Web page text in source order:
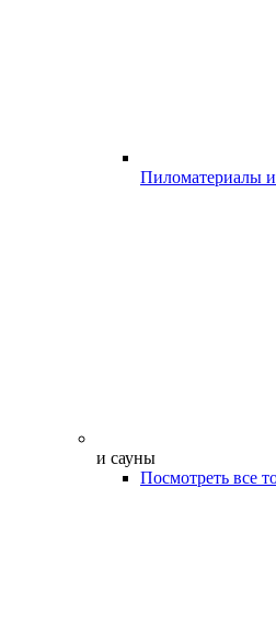
Пиломатериалы
и сауны
Посмотреть все